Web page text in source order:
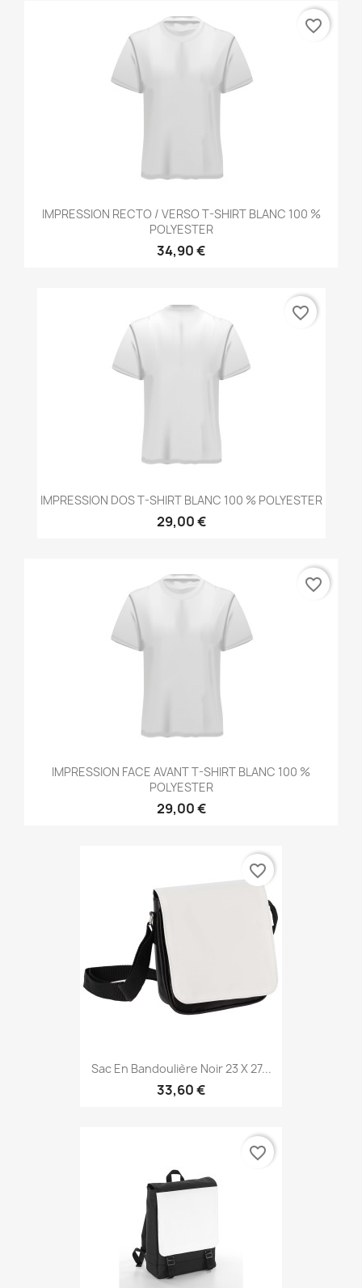
IMPRESSION RECTO / VERSO T-SHIRT BLANC 100 %
POLYESTER
34,90 €
favorite_border
IMPRESSION DOS T-SHIRT BLANC 100 % POLYESTER
29,00 €
favorite_border
IMPRESSION FACE AVANT T-SHIRT BLANC 100 %
POLYESTER
29,00 €
favorite_border
Sac En Bandoulière Noir 23 X 27...
33,60 €
favorite_border
favorite_border